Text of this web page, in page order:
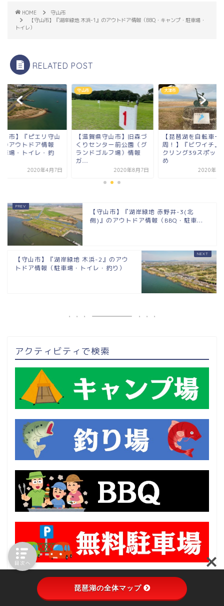
HOME
守山市
【守山市】『湖岸緑地 木浜-1』のアウトドア情報（BBQ・キャンプ・駐車場・
トイレ）
RELATED POST
賀県守山市】旧森づ
ンター前公園（グ
ドゴルフ場）情報
2020年8月7日
大津市
【琵琶湖を自転車一
周！】『ビワイチ』サイ
クリング39スポットまと
め
2020年8月19日
守山市
【守山市】『ピエリ
裏』のアウトドア情
（駐車場・トイレ・
り...
2020年4
【守山市】『湖岸緑地 赤野井-3(北
側)』のアウトドア情報（BBQ・駐車...
【守山市】『湖岸緑地 木浜-2』のアウ
トドア情報（駐車場・トイレ・釣り）
アクティビティで検索
琵琶湖の全体マップ
目次へ